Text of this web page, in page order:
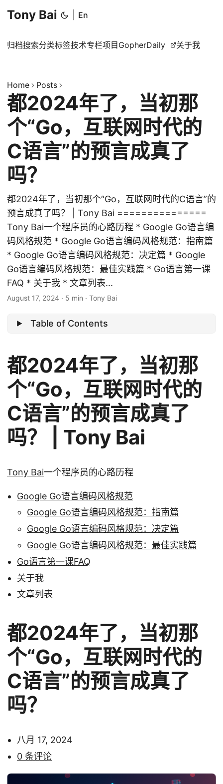
Tony Bai En
归档搜索分类标签技术专栏项目 GopherDaily 关于我
Home Posts
都2024年了，当初那
个“Go，互联网时代的
C语言”的预言成真了
吗？
都2024年了，当初那个“Go，互联网时代的C语言”的
预言成真了吗？ | Tony Bai ===============
Tony Bai一个程序员的心路历程 * Google Go语言编
码风格规范 * Google Go语言编码风格规范：指南篇
* Google Go语言编码风格规范：决定篇 * Google
Go语言编码风格规范：最佳实践篇 * Go语言第一课
FAQ * 关于我 * 文章列表...
August 17, 2024 · 5 min · Tony Bai
Table of Contents
都2024年了，当初那
个“Go，互联网时代的
C语言”的预言成真了
吗？ | Tony Bai
Tony Bai一个程序员的心路历程
Google Go语言编码风格规范
Google Go语言编码风格规范：指南篇
Google Go语言编码风格规范：决定篇
Google Go语言编码风格规范：最佳实践篇
Go语言第一课FAQ
关于我
文章列表
都2024年了，当初那
个“Go，互联网时代的
C语言”的预言成真了
吗？
八月 17, 2024
0 条评论